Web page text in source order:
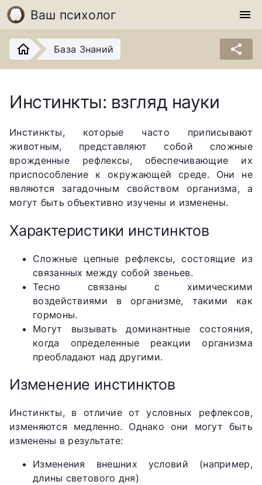
Ваш психолог menu
База Знаний share
Инстинкты: взгляд науки
Инстинкты, которые часто приписывают
животным, представляют собой сложные
врожденные рефлексы, обеспечивающие их
приспособление к окружающей среде. Они не
являются загадочным свойством организма, а
могут быть объективно изучены и изменены.
Характеристики инстинктов
Сложные цепные рефлексы, состоящие из
связанных между собой звеньев.
Тесно связаны с химическими
воздействиями в организме, такими как
гормоны.
Могут вызывать доминантные состояния,
когда определенные реакции организма
преобладают над другими.
Изменение инстинктов
Инстинкты, в отличие от условных рефлексов,
изменяются медленно. Однако они могут быть
изменены в результате:
Изменения внешних условий (например,
длины светового дня)